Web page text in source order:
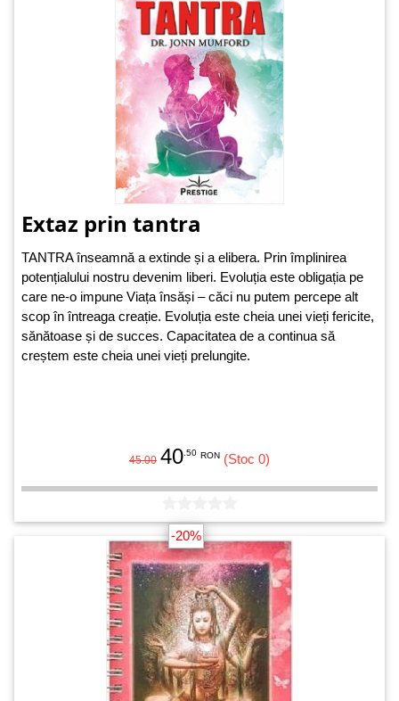
Extaz prin tantra
TANTRA înseamnă a extinde și a elibera. Prin împlinirea
potențialului nostru devenim liberi. Evoluția este obligația pe
care ne-o impune Viața însăși – căci nu putem percepe alt
scop în întreaga creație. Evoluția este cheia unei vieți fericite,
sănătoase și de succes. Capacitatea de a continua să
creștem este cheia unei vieți prelungite.
45.00 40 .50 RON (Stoc 0)
-20%